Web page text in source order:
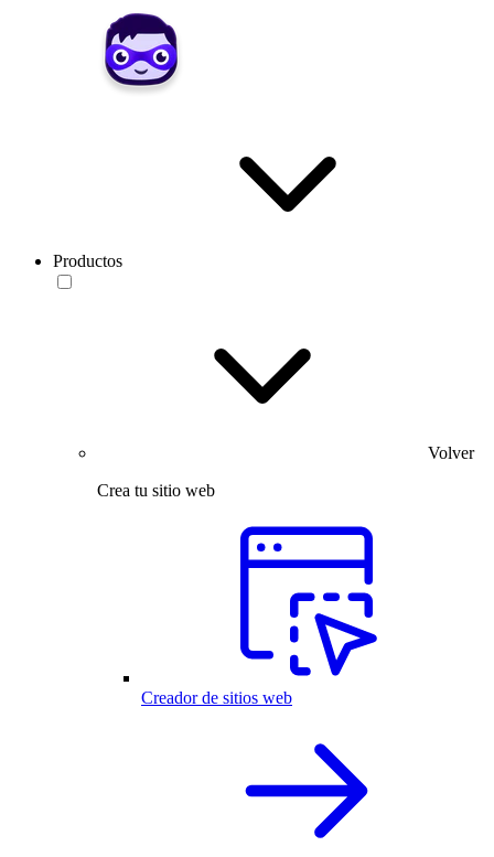
Productos
Volver
Crea tu sitio web
Creador de sitios web